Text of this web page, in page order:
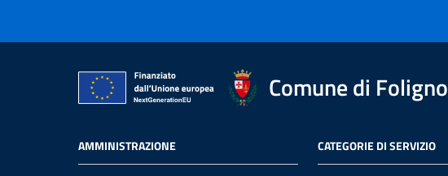
Comune di Foligno
AMMINISTRAZIONE CATEGORIE DI SERVIZIO